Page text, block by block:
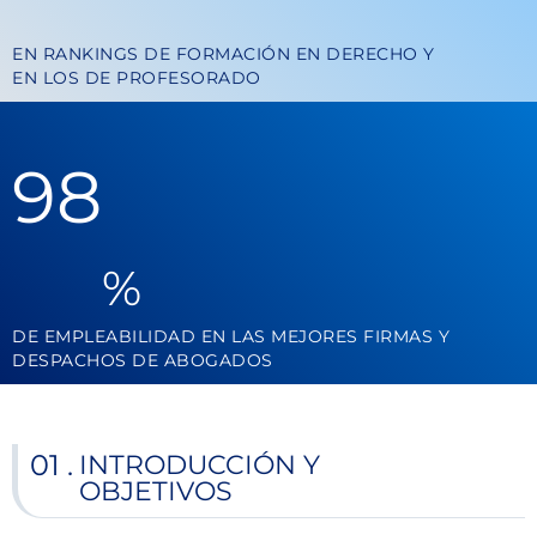
EN RANKINGS DE FORMACIÓN EN DERECHO Y
EN LOS DE PROFESORADO
98
%
DE EMPLEABILIDAD EN LAS MEJORES FIRMAS Y
DESPACHOS DE ABOGADOS
01 . INTRODUCCIÓN Y
OBJETIVOS